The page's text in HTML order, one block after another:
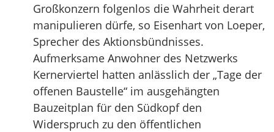
Großkonzern folgenlos die Wahrheit derart
manipulieren dürfe, so Eisenhart von Loeper,
Sprecher des Aktionsbündnisses.
Aufmerksame Anwohner des Netzwerks
Kernerviertel hatten anlässlich der „Tage der
offenen Baustelle“ im ausgehängten
Bauzeitplan für den Südkopf den
Widerspruch zu den öffentlichen